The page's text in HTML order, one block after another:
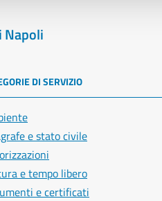
Napoli
DI SERVIZIO
e stato civile
e tempo libero
e certificati